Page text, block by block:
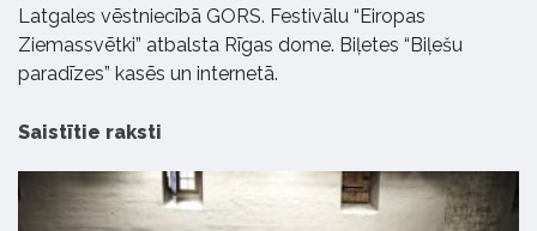
Latgales vēstniecībā GORS. Festivālu “Eiropas
Ziemassvētki” atbalsta Rīgas dome. Biļetes “Biļešu
paradīzes” kasēs un internetā.
Saistītie raksti